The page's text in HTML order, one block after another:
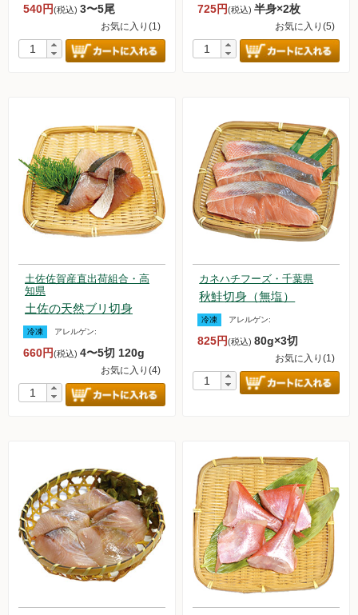
540円(税込) 3〜5尾
お気に入り(1)
725円(税込)半身×2枚
お気に入り(5)
土佐佐賀産直出荷組合・高
知県
土佐の天然ブリ切身
冷凍 アレルゲン:
660円(税込) 4〜5切 120g
お気に入り(4)
カネハチフーズ・千葉県
秋鮭切身（無塩）
冷凍 アレルゲン:
825円(税込)80g×3切
お気に入り(1)